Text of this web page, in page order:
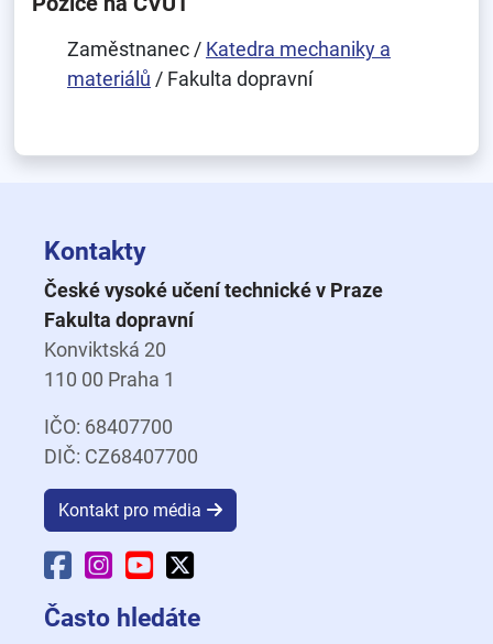
Zaměstnanec / Katedra mechaniky a
materiálů / Fakulta dopravní
Kontakty
České vysoké učení technické v Praze
Fakulta dopravní
Konviktská 20
110 00 Praha 1
IČO: 68407700
DIČ: CZ68407700
Kontakt pro média
Facebook Fakulty dopravní
Instagram Fakulty dopravní
YouTube Fakulty dopravní
Často hledáte